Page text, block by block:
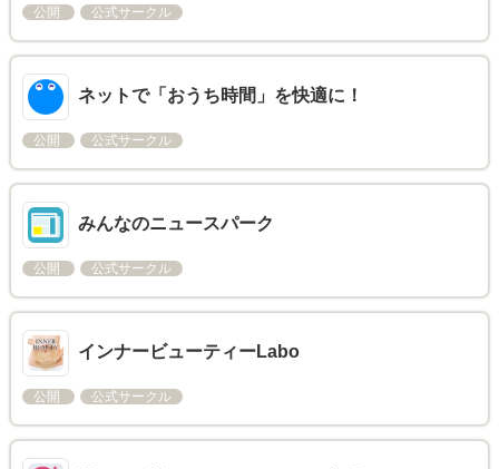
公開 公式サークル
ネットで「おうち時間」を快適に！
公開 公式サークル
みんなのニュースパーク
公開 公式サークル
インナービューティーLabo
公開 公式サークル